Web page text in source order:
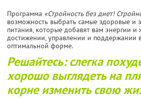
Программа «Стройность без диет!
возможность выбрать самые здоровые и
питания, которые добавят вам энергии
достижении, управлении и поддержании
оптимальной форме.
Решайтесь: слегка
хорошо выглядеть на
корне изменить свою